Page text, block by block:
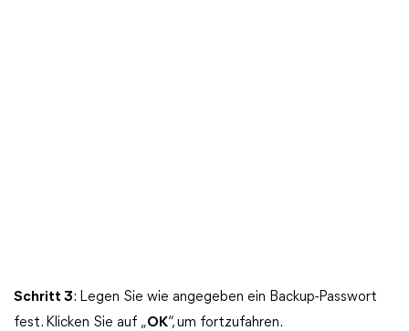
Schritt 3: Legen Sie wie angegeben ein Backup-Passwort
fest. Klicken Sie auf „OK“, um fortzufahren.